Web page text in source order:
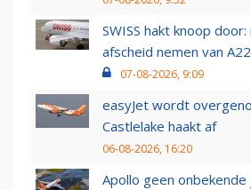
SWISS hakt knoop
afscheid nemen van
07-08-2026, 9:09
easyJet wordt
Castlelake haakt af
06-08-2026, 16:20
Apollo geen onbekende